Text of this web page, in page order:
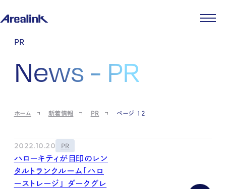
企業情報
企業理念
会社概要
コーポレートガバナンス
ストレージ事業
パートナー制度
土地権利整備事業
IR情報
IRカレンダー
IRポリシー
ストレージ室数実績
IRライブラリ
株式・株主情報
個人投資家の皆様へ
ニュース
商品情報
先輩社員インタビュー
中途採用
採用エントリー
PR
News - PR
ホーム 新着情報 PR ページ 12
2022.10.20 PR
ハローキティが目印のレン
タルトランクルーム「ハロ
ーストレージ」 ダークグレ